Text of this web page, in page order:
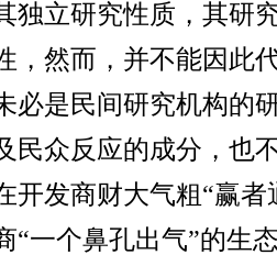
独立研究性质，其研
，然而，并不能因此
必是民间研究机构的
民众反应的成分，也
开发商财大气粗“赢
“一个鼻孔出气”的生